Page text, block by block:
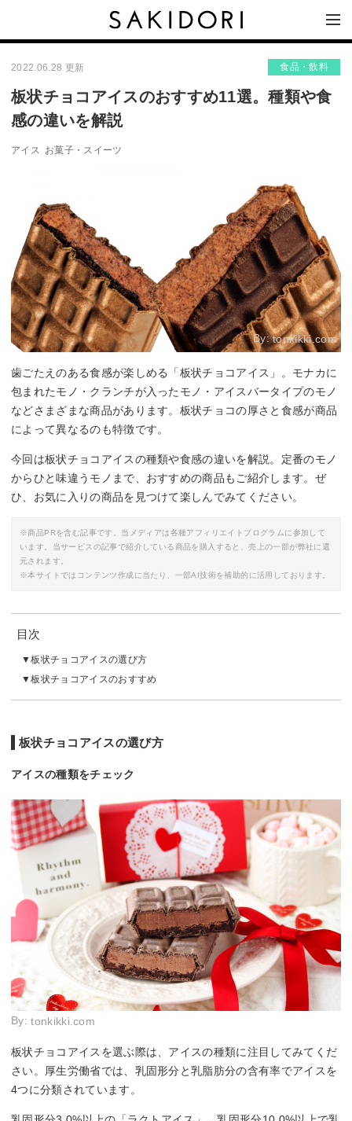
2022.06.28 更新 食品・飲料
板状チョコアイスのおすすめ11選。種類や食
感の違いを解説
アイス お菓子・スイーツ
By:tonkikki.com
歯ごたえのある食感が楽しめる「板状チョコアイス」。モナカに
包まれたモノ・クランチが入ったモノ・アイスバータイプのモノ
などさまざまな商品があります。板状チョコの厚さと食感が商品
によって異なるのも特徴です。
今回は板状チョコアイスの種類や食感の違いを解説。定番のモノ
からひと味違うモノまで、おすすめの商品もご紹介します。ぜ
ひ、お気に入りの商品を見つけて楽しんでみてください。
※商品PRを含む記事です。当メディアは各種アフィリエイトプログラムに参加して
います。当サービスの記事で紹介している商品を購入すると、売上の一部が弊社に還
元されます。
※本サイトではコンテンツ作成に当たり、一部AI技術を補助的に活用しております。
目次
板状チョコアイスの選び方
板状チョコアイスのおすすめ
板状チョコアイスの選び方
アイスの種類をチェック
By:tonkikki.com
板状チョコアイスを選ぶ際は、アイスの種類に注目してみてくだ
さい。厚生労働省では、乳固形分と乳脂肪分の含有率でアイスを
4つに分類されています。